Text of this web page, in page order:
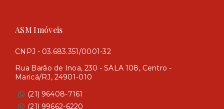
ASM Imóveis
CNPJ - 03.683.351/0001-32
Rua Barão de Inoa, 230 - SALA 108, Centro -
Maricá/RJ, 24901-010
(21) 96408-7161
(21) 99662-6220